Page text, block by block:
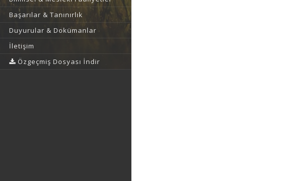
Başarılar & Tanınırlık
Duyurular & Dokümanlar
İletişim
Özgeçmiş Dosyası İndir